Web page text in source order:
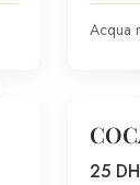
Acqua
25